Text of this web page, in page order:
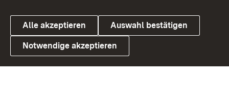
Link zum Landesportal
Alle akzeptieren Auswahl bestätigen
Notwendige akzeptieren